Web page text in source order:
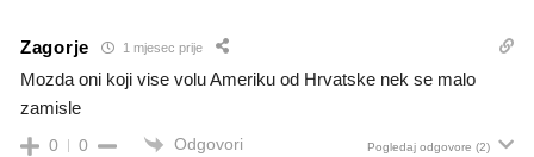
Zagorje 1 mjesec prije
Mozda oni koji vise volu Ameriku od Hrvatske nek se malo
zamisle
0 0 Odgovori Pogledaj odgovore (2)